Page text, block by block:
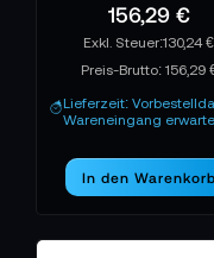
156,29 €
130,24 €
Preis-Brutto: 156,29
Lieferzeit:
Wareneingang
In den Warenkorb